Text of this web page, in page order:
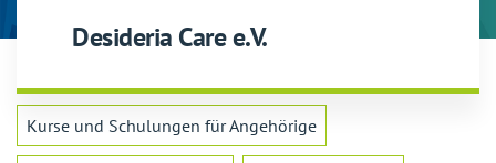
Desideria Care e.V.
Kurse und Schulungen für Angehörige